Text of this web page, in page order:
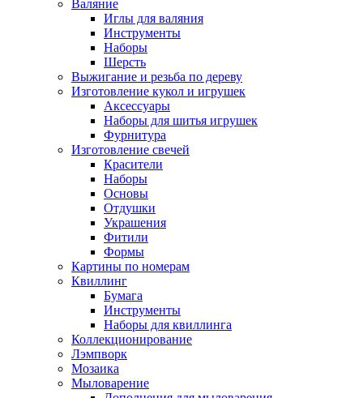
Валяние
Иглы для валяния
Инструменты
Наборы
Шерсть
Выжигание и резьба по дереву
Изготовление кукол и игрушек
Аксессуары
Наборы для шитья игрушек
Фурнитура
Изготовление свечей
Красители
Наборы
Основы
Отдушки
Украшения
Фитили
Формы
Картины по номерам
Квиллинг
Бумага
Инструменты
Наборы для квиллинга
Коллекционирование
Лэмпворк
Мозаика
Мыловарение